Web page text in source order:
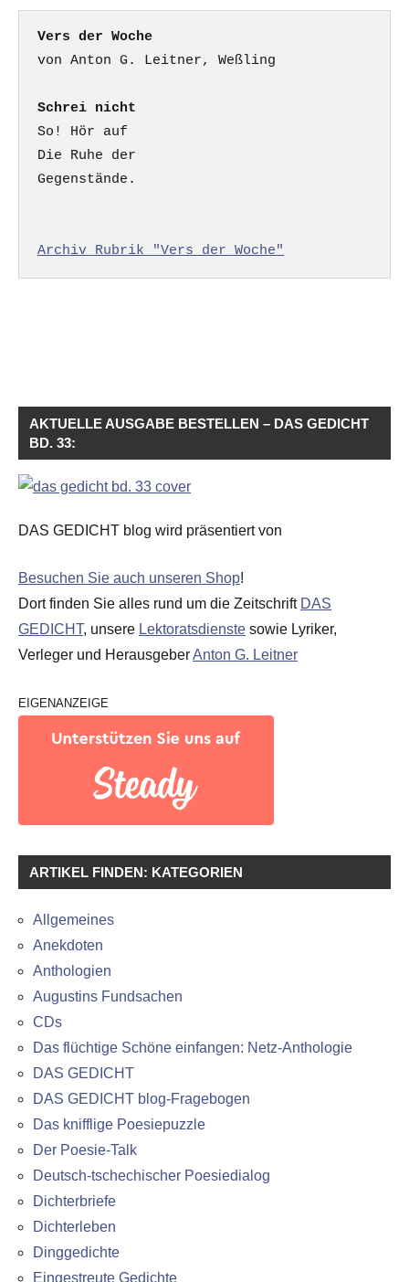
Vers der Woche
Schrei nicht
So! Hör auf
Die Ruhe der
Gegenstände.
Archiv Rubrik "Vers der Woche"
AKTUELLE AUSGABE BESTELLEN – DAS GEDICHT
BD. 33:
DAS GEDICHT blog wird präsentiert von
Besuchen Sie auch unseren Shop!
Dort finden Sie alles rund um die Zeitschrift DAS
GEDICHT, unsere Lektoratsdienste sowie Lyriker,
Verleger und HerausgeberAnton G. Leitner
EIGENANZEIGE
ARTIKEL FINDEN: KATEGORIEN
Allgemeines
Anekdoten
Anthologien
Augustins Fundsachen
CDs
Das flüchtige Schöne einfangen: Netz-Anthologie
DAS GEDICHT
DAS GEDICHT blog-Fragebogen
Das knifflige Poesiepuzzle
Der Poesie-Talk
Deutsch-tschechischer Poesiedialog
Dichterbriefe
Dichterleben
Dinggedichte
Eingestreute Gedichte